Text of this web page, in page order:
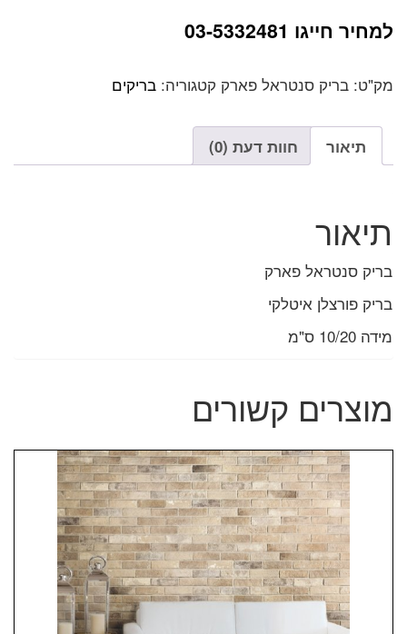
למחיר חייגו 03-5332481
מק"ט: בריק סנטראל פארק קטגוריה: בריקים
תיאור חוות דעת (0)
תיאור
בריק סנטראל פארק
בריק פורצלן איטלקי
מידה 10/20 ס"מ
מוצרים קשורים